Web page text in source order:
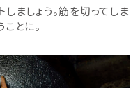
ましょう。筋を切ってしま
とに。